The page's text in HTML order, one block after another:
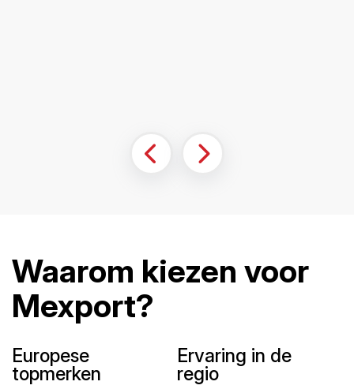
Waarom kiezen voor
Mexport?
Europese
topmerken
Ervaring in de
regio